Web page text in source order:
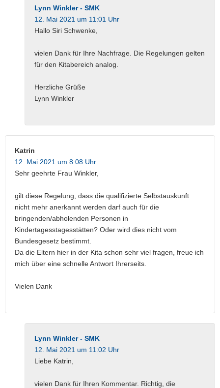
Lynn Winkler - SMK
12. Mai 2021 um 11:01 Uhr
Hallo Siri Schwenke,
vielen Dank für Ihre Nachfrage. Die Regelungen gelten
für den Kitabereich analog.
Herzliche Grüße
Lynn Winkler
Katrin
12. Mai 2021 um 8:08 Uhr
Sehr geehrte Frau Winkler,
gilt diese Regelung, dass die qualifizierte Selbstauskunft
nicht mehr anerkannt werden darf auch für die
bringenden/abholenden Personen in
Kindertagesstagesstätten? Oder wird dies nicht vom
Bundesgesetz bestimmt.
Da die Eltern hier in der Kita schon sehr viel fragen, freue ich
mich über eine schnelle Antwort Ihrerseits.
Vielen Dank
Lynn Winkler - SMK
12. Mai 2021 um 11:02 Uhr
Liebe Katrin,
vielen Dank für Ihren Kommentar. Richtig, die